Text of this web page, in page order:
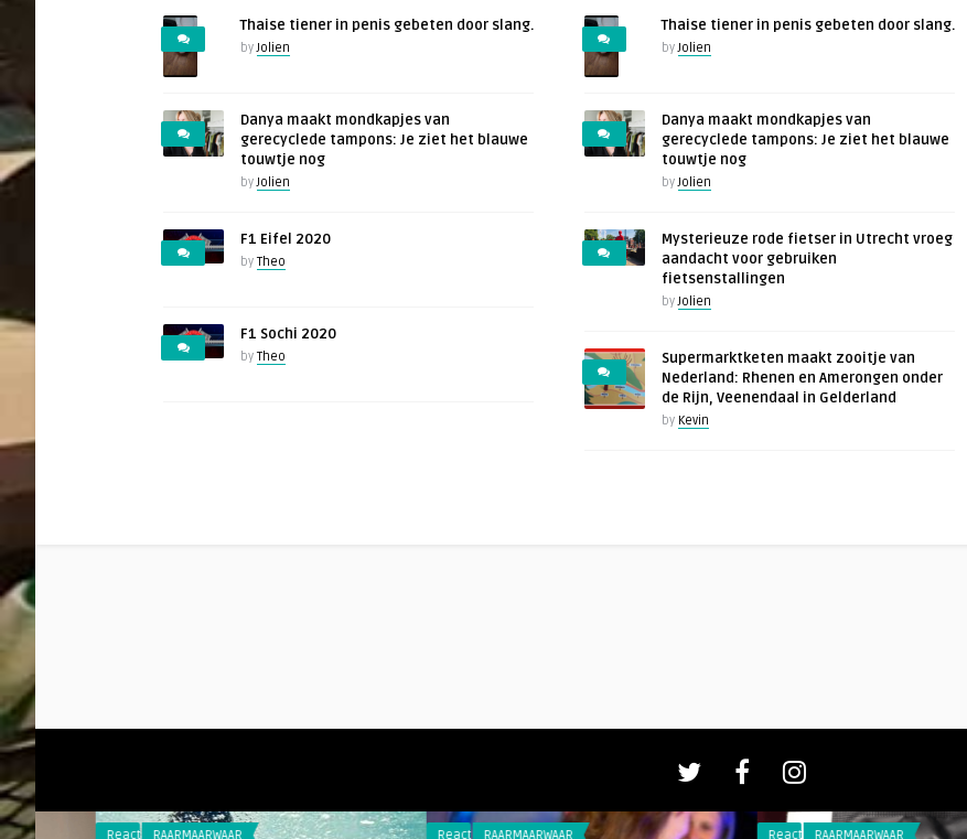
Thaise tiener in penis gebeten door slang.
byJolien
Danya maakt mondkapjes van
gerecyclede tampons: Je ziet het blauwe
touwtje nog
byJolien
F1 Eifel 2020
by Theo
F1 Sochi 2020
by Theo
Thaise tiener in penis gebeten door slang.
byJolien
Danya maakt mondkapjes van
gerecyclede tampons: Je ziet het blauwe
touwtje nog
byJolien
Mysterieuze rode fietser in Utrecht vroeg
aandacht voor gebruiken
fietsenstallingen
byJolien
Supermarktketen maakt zooitje van
Nederland: Rhenen en Amerongen onder
de Rijn, Veenendaal in Gelderland
by Kevin
RAARMAARWAAR Reacties RAARMAARWAAR Reacties RAARMAARWAAR